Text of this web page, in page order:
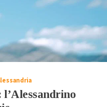
l’Alessandrino